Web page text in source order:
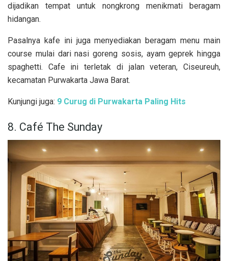
dijadikan tempat untuk nongkrong menikmati beragam
hidangan.
Pasalnya kafe ini juga menyediakan beragam menu main
course mulai dari nasi goreng sosis, ayam geprek hingga
spaghetti. Cafe ini terletak di jalan veteran, Ciseureuh,
kecamatan Purwakarta Jawa Barat.
Kunjungi juga: 9 Curug di Purwakarta Paling Hits
8. Café The Sunday